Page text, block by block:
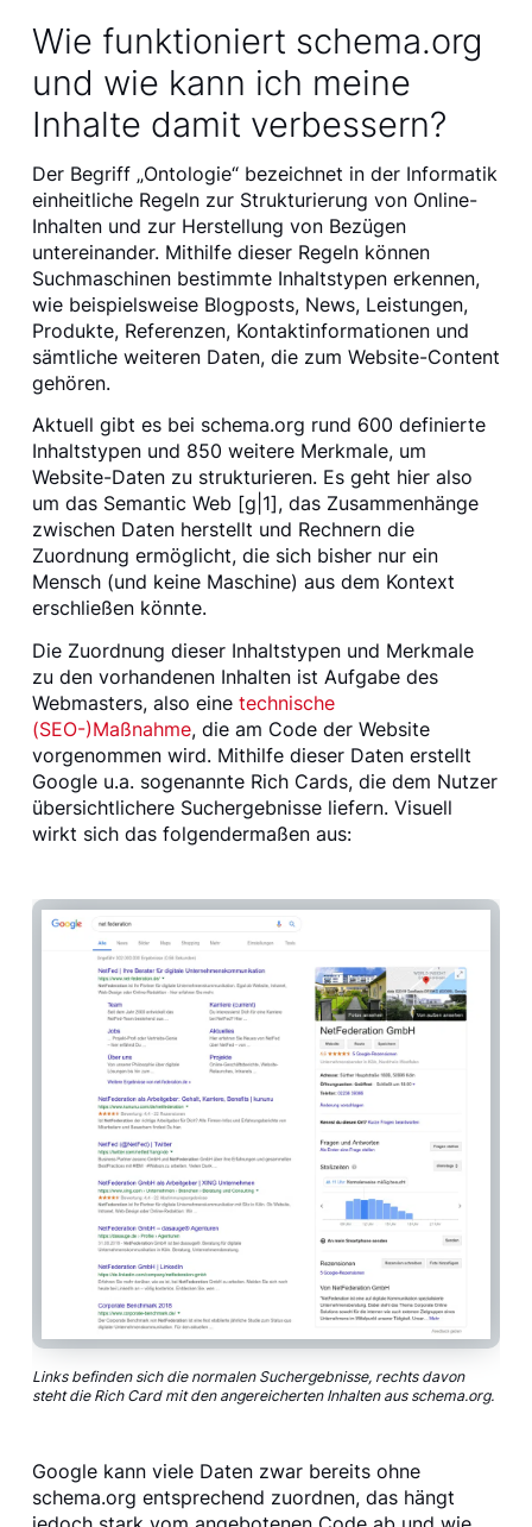
Wie funktioniert schema.org
und wie kann ich meine
Inhalte damit verbessern?
Der Begriff „Ontologie“ bezeichnet in der Informatik
einheitliche Regeln zur Strukturierung von Online-
Inhalten und zur Herstellung von Bezügen
untereinander. Mithilfe dieser Regeln können
Suchmaschinen bestimmte Inhaltstypen erkennen,
wie beispielsweise Blogposts, News, Leistungen,
Produkte, Referenzen, Kontaktinformationen und
sämtliche weiteren Daten, die zum Website-Content
gehören.
Aktuell gibt es bei schema.org rund 600 definierte
Inhaltstypen und 850 weitere Merkmale, um
Website-Daten zu strukturieren. Es geht hier also
um das Semantic Web [g|1], das Zusammenhänge
zwischen Daten herstellt und Rechnern die
Zuordnung ermöglicht, die sich bisher nur ein
Mensch (und keine Maschine) aus dem Kontext
erschließen könnte.
Die Zuordnung dieser Inhaltstypen und Merkmale
zu den vorhandenen Inhalten ist Aufgabe des
Webmasters, also eine technische
(SEO-)Maßnahme, die am Code der Website
vorgenommen wird. Mithilfe dieser Daten erstellt
Google u.a. sogenannte Rich Cards, die dem Nutzer
übersichtlichere Suchergebnisse liefern. Visuell
wirkt sich das folgendermaßen aus:
Links befinden sich die normalen Suchergebnisse, rechts davon
steht die Rich Card mit den angereicherten Inhalten aus schema.org.
Google kann viele Daten zwar bereits ohne
schema.org entsprechend zuordnen, das hängt